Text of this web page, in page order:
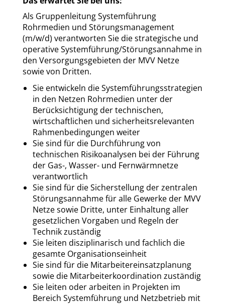
Als Gruppenleitung Systemführung
Rohrmedien und Störungsmanagement
(m/w/d) verantworten Sie die strategische und
operative Systemführung/Störungsannahme in
den Versorgungsgebieten der MVV Netze
sowie von Dritten.
Sie entwickeln die Systemführungsstrategien
in den Netzen Rohrmedien unter der
Berücksichtigung der technischen,
wirtschaftlichen und sicherheitsrelevanten
Rahmenbedingungen weiter
Sie sind für die Durchführung von
technischen Risikoanalysen bei der Führung
der Gas-, Wasser- und Fernwärmnetze
verantwortlich
Sie sind für die Sicherstellung der zentralen
Störungsannahme für alle Gewerke der MVV
Netze sowie Dritte, unter Einhaltung aller
gesetzlichen Vorgaben und Regeln der
Technik zuständig
Sie leiten disziplinarisch und fachlich die
gesamte Organisationseinheit
Sie sind für die Mitarbeitereinsatzplanung
sowie die Mitarbeiterkoordination zuständig
Sie leiten oder arbeiten in Projekten im
Bereich Systemführung und Netzbetrieb mit